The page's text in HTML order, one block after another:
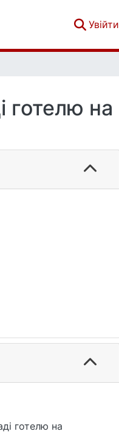
Увійти
готелю на
готелю на